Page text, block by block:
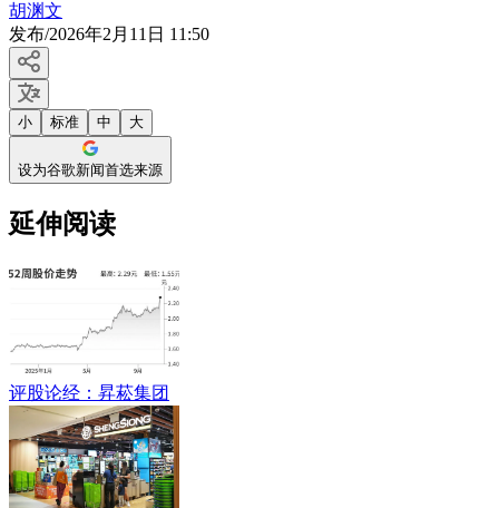
胡渊文
发布/2026年2月11日 11:50
小 标准 中 大
设为谷歌新闻首选来源
延伸阅读
评股论经：昇菘集团